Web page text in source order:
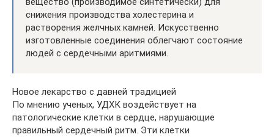
снижения производства холестерина и
растворения желчных камней. Искусственно
изготовленные соединения облегчают состояние
людей с сердечными аритмиями.
Новое лекарство с давней традицией
По мнению ученых, УДХК воздействует на
патологические клетки в сердце, нарушающие
правильный сердечный ритм. Эти клетки